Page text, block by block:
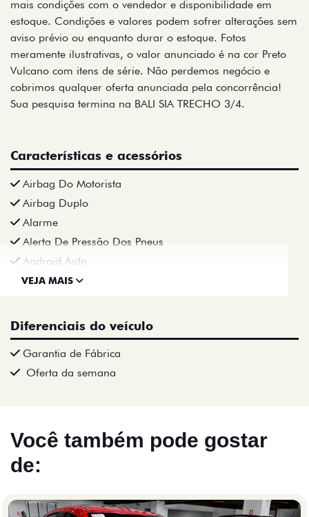
mais condições com o vendedor e disponibilidade em
estoque. Condições e valores podem sofrer alterações sem
aviso prévio ou enquanto durar o estoque. Fotos
meramente ilustrativas, o valor anunciado é na cor Preto
Vulcano com itens de série. Não perdemos negócio e
cobrimos qualquer oferta anunciada pela concorrência!
Sua pesquisa termina na BALI SIA TRECHO 3/4.
Características e acessórios
Airbag Do Motorista
Airbag Duplo
Alarme
Alerta De Pressão Dos Pneus
Android Auto
VEJA MAIS
Diferenciais do veículo
Garantia de Fábrica
Oferta da semana
Você também pode gostar
de: